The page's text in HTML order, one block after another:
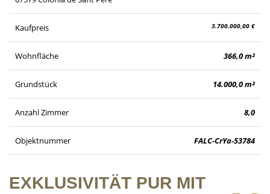
Kaufpreis 3.700.000,00 €
Wohnfläche 366,0 m²
Grundstück 14.000,0 m²
Anzahl Zimmer 8,0
Objektnummer FALC-CrYa-53784
EXKLUSIVITÄT PUR MIT